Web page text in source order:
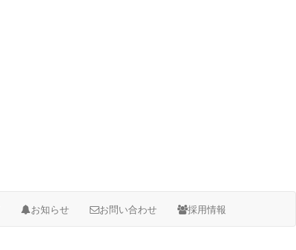
お知らせ お問い合わせ 採用情報